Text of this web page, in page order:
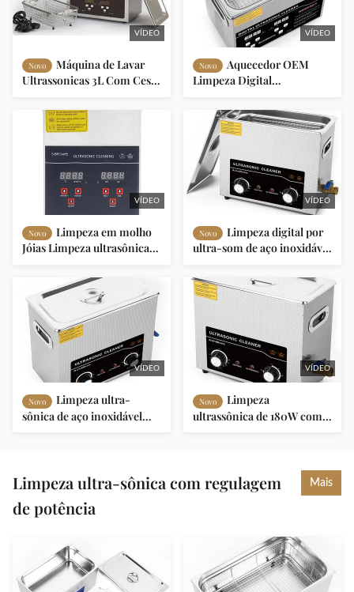
VÍDEO
Novo
Máquina de Lavar
Ultrassonicas 3L Com Cesto
VÍDEO
Novo
Aquecedor OEM
Limpeza Digital
Temporiador Digital
VÍDEO
Novo
Limpeza em molho
Jóias Limpeza ultrasônica
VÍDEO
Novo
Limpeza digital por
ultra-som de aço inoxidável
temporizador ajustável
VÍDEO
Novo
Limpeza ultra-
sônica de aço inoxidável
VÍDEO
Novo
Limpeza
ultrassônica de 180W com
Limpeza ultra-sônica com regulagem
de potência
Mais